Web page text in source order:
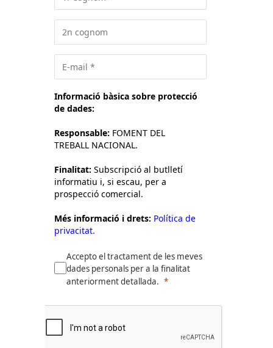
Informació bàsica sobre protecció
de dades:
Responsable: FOMENT DEL
TREBALL NACIONAL.
Finalitat: Subscripció al butlletí
informatiu i, si escau, per a
prospecció comercial.
Més informació i drets: Política de
privacitat.
Accepto el tractament de les meves
dades personals per a la finalitat
anteriorment detallada.